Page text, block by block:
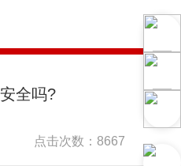
全吗?
点击次数：8667